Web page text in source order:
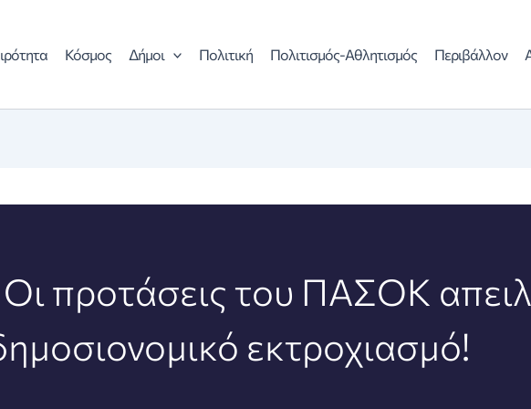
Κόσμος Δήμοι Πολιτική Πολιτισμός-Αθλητισμός Περιβάλλον
προτάσεις του ΠΑΣΟΚ
εκτροχιασμό!